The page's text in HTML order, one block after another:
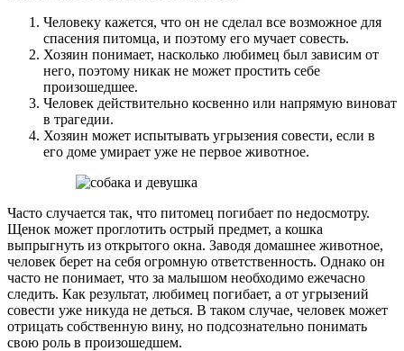
Человеку кажется, что он не сделал все возможное для
спасения питомца, и поэтому его мучает совесть.
Хозяин понимает, насколько любимец был зависим от
него, поэтому никак не может простить себе
произошедшее.
Человек действительно косвенно или напрямую виноват
в трагедии.
Хозяин может испытывать угрызения совести, если в
его доме умирает уже не первое животное.
Часто случается так, что питомец погибает по недосмотру.
Щенок может проглотить острый предмет, а кошка
выпрыгнуть из открытого окна. Заводя домашнее животное,
человек берет на себя огромную ответственность. Однако он
часто не понимает, что за малышом необходимо ежечасно
следить. Как результат, любимец погибает, а от угрызений
совести уже никуда не деться. В таком случае, человек может
отрицать собственную вину, но подсознательно понимать
свою роль в произошедшем.